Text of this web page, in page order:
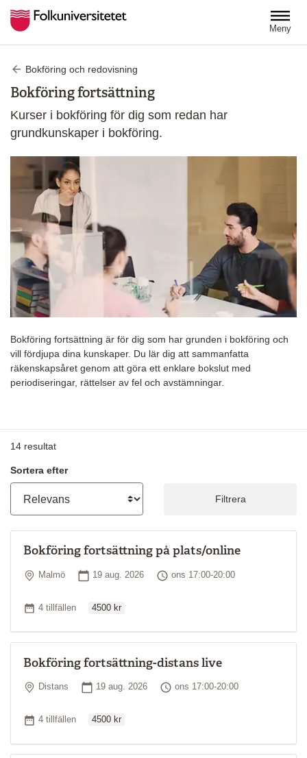
Meny
Bokföring och redovisning
Bokföring fortsättning
Kurser i bokföring för dig som redan har
grundkunskaper i bokföring.
Bokföring fortsättning är för dig som har grunden i bokföring och
vill fördjupa dina kunskaper. Du lär dig att sammanfatta
räkenskapsåret genom att göra ett enklare bokslut med
periodiseringar, rättelser av fel och avstämningar.
14 resultat
Sortera efter
Filtrera
Bokföring fortsättning på plats/online
Plats
Malmö Startdatum
19 aug. 2026 Tid
ons 17:00-20:00
Antal tillfällen
4 tillfällen 4500 kr
Bokföring fortsättning-distans live
Plats
Distans Startdatum
19 aug. 2026 Tid
ons 17:00-20:00
Antal tillfällen
4 tillfällen 4500 kr